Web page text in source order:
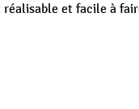
et facile à